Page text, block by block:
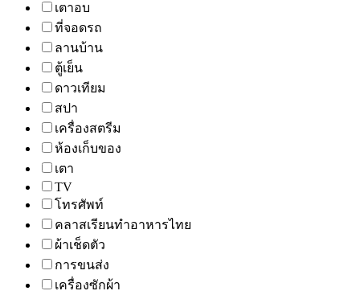
เตาอบ
ที่จอดรถ
ลานบ้าน
ตู้เย็น
ดาวเทียม
สปา
เครื่องสตรีม
ห้องเก็บของ
เตา
TV
โทรศัพท์
คลาสเรียนทำอาหารไทย
ผ้าเช็ดตัว
การขนส่ง
เครื่องซักผ้า